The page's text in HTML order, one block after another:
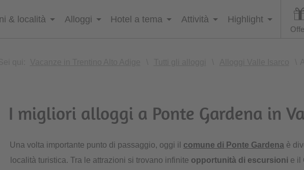
& località Alloggi Hotel a tema Attività Highlight
I migliori alloggi a Ponte Gardena in
Una volta importante punto di passaggio, oggi il comune di Ponte Gardena è
località turistica. Tra le attrazioni si trovano infinite opportunità di escursioni e il